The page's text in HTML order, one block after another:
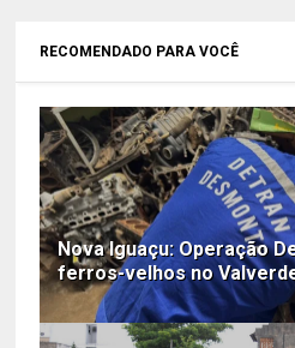
RECOMENDADO PARA VOCÊ
Nova Iguaçu: Operação
ferros-velhos no